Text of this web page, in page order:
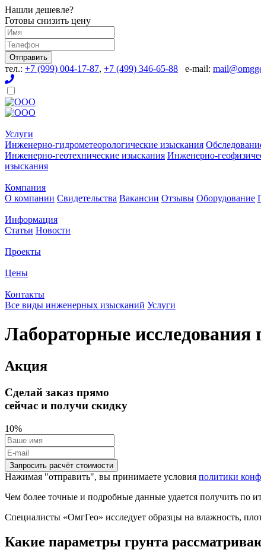
Нашли дешевле?
Готовы снизить цену
Отправить
тел.: +7 (999) 004-17-87, +7 (499) 346-65-88 e-mail:
Услуги
Инженерно-гидрометеорологические изыскания
Инженерно-геотехнические изыскания Инженерно-
изыскания
Компания
О компании Свидетельства Вакансии Отзывы Оборудование
Информация
Статьи Новости
Проекты
Цены
Контакты
Все виды инженерных изысканий Услуги
Лабораторные исследования
Акция
Сделай заказ прямо
сейчас и получи скидку
10%
Запросить расчёт стоимости
Нажимая "отправить", вы принимаете условия политики
Чем более точные и подробные данные удается получить по
Специалисты «ОмгГео» исследует образцы на влажность,
Какие параметры грунта